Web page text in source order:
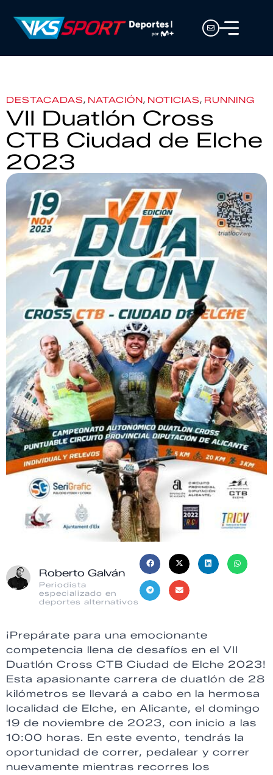
DESTACADAS, NATACIÓN, NOTICIAS, RUNNING
VII Duatlón Cross
CTB Ciudad de Elche
2023
Roberto Galván
Periodista
especializado en
deportes alternativos
¡Prepárate para una emocionante
competencia llena de desafíos en el VII
Duatlón Cross CTB Ciudad de Elche 2023!
Esta apasionante carrera de duatlón de 28
kilómetros se llevará a cabo en la hermosa
localidad de Elche, en Alicante, el domingo
19 de noviembre de 2023, con inicio a las
10:00 horas. En este evento, tendrás la
oportunidad de correr, pedalear y correr
nuevamente mientras recorres los